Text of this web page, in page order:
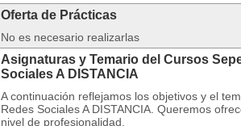
Oferta de Prácticas
No es necesario realizarlas
Asignaturas y Temario del Cursos
Sociales A DISTANCIA
A continuación reflejamos los objetivos y el
Redes Sociales A DISTANCIA. Queremos
nivel de profesionalidad.